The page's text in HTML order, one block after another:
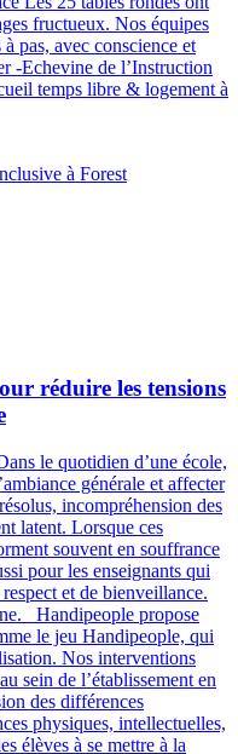
fructueux. Nos équipes
pas, avec conscience et
-Echevine de l’Instruction
temps libre & logement à
réduire les tensions
le quotidien d’une école,
générale et affecter
incompréhension des
latent. Lorsque ces
souvent en souffrance
pour les enseignants qui
et de bienveillance.
Handipeople propose
le jeu Handipeople, qui
Nos interventions
sein de l’établissement en
des différences
physiques, intellectuelles,
élèves à se mettre à la